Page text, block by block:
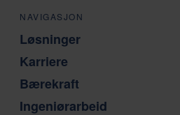
NAVIGASJON
Løsninger
Karriere
Bærekraft
Ingeniørarbeid